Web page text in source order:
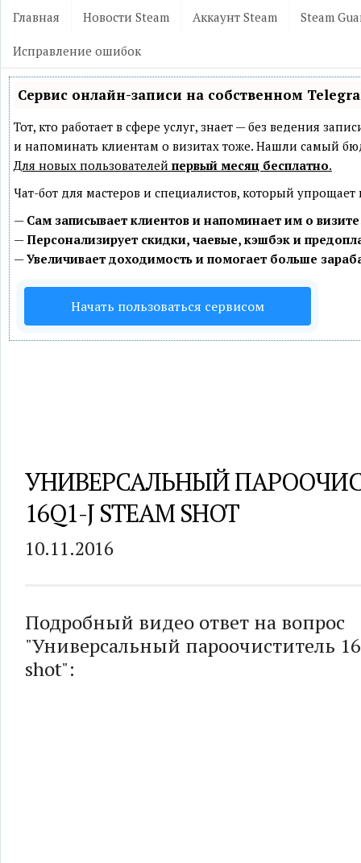
Главная Новости Steam Аккаунт Steam Steam
Исправление ошибок
Сервис онлайн-записи на собственном
Тот, кто работает в сфере услуг, знает — без ведения
и напоминать клиентам о визитах тоже. Нашли самый
Для новых пользователей первый месяц бесплатно.
Чат-бот для мастеров и специалистов, который
— Сам записывает клиентов и напоминает им о
—Персонализирует скидки, чаевые, кэшбэк и
—Увеличивает доходимость и помогает больше
Начать пользоваться сервисом
УНИВЕРСАЛЬНЫЙ
16Q1-J STEAM SHOT
10.11.2016
Подробный видео ответ на вопрос
"Универсальный пароочиститель
shot":